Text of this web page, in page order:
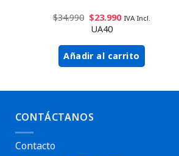
$34.990 $23.990 IVA Incl.
UA40
Añadir al carrito
CONTÁCTANOS
Contacto